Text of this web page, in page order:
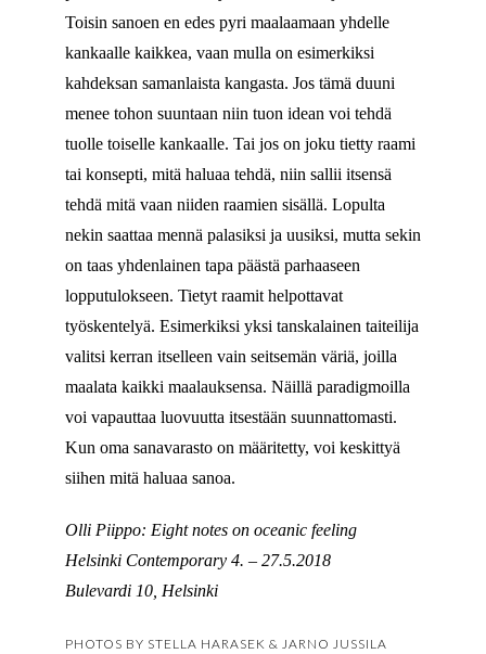
Toisin sanoen en edes pyri maalaamaan yhdelle
kankaalle kaikkea, vaan mulla on esimerkiksi
kahdeksan samanlaista kangasta. Jos tämä duuni
menee tohon suuntaan niin tuon idean voi tehdä
tuolle toiselle kankaalle. Tai jos on joku tietty raami
tai konsepti, mitä haluaa tehdä, niin sallii itsensä
tehdä mitä vaan niiden raamien sisällä. Lopulta
nekin saattaa mennä palasiksi ja uusiksi, mutta sekin
on taas yhdenlainen tapa päästä parhaaseen
lopputulokseen. Tietyt raamit helpottavat
työskentelyä. Esimerkiksi yksi tanskalainen taiteilija
valitsi kerran itselleen vain seitsemän väriä, joilla
maalata kaikki maalauksensa. Näillä paradigmoilla
voi vapauttaa luovuutta itsestään suunnattomasti.
Kun oma sanavarasto on määritetty, voi keskittyä
siihen mitä haluaa sanoa.
Olli Piippo: Eight notes on oceanic feeling
Helsinki Contemporary 4. – 27.5.2018
Bulevardi 10, Helsinki
PHOTOS BY STELLA HARASEK & JARNO JUSSILA